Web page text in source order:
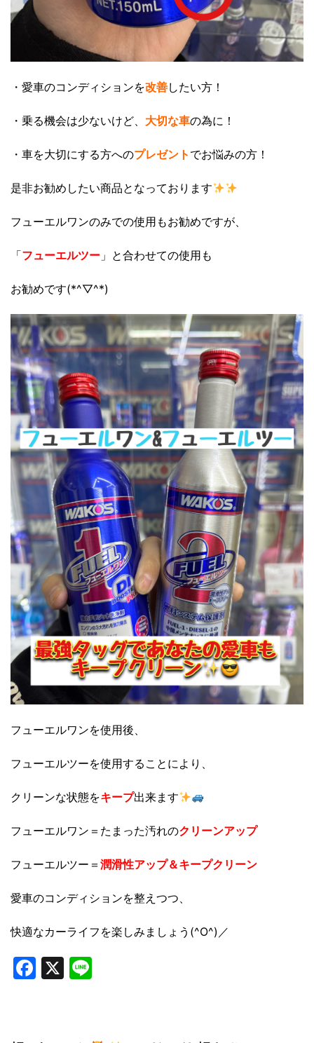
・愛車のコンディションを改善したい方！
・乗る機会は少ないけど、 大切な車の為に！
・車を大切にする方へのプレゼント でお悩みの方！
是非お勧めしたい商品となっております
フューエルワンのみでの使用もお勧めですが、
「フューエルツー 」と合わせての使用も
お勧めです(*^▽^*)
フューエルワンを使用後、
フューエルツーを使用することにより、
クリーンな状態をキープ出来ます
フューエルワン＝たまった汚れのクリーンアップ
フューエルツー＝ 潤滑性アップ＆キープクリーン
愛車のコンディションを整えつつ、
快適なカーライフを楽しみましょう(^O^)／
Facebook
X